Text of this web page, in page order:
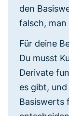
den
falsch, man
Für deine
Du musst
Derivate
es gibt,
Basiswerts